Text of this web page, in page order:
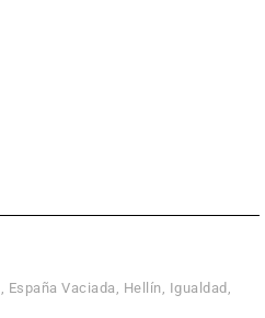
España Vaciada Hellín Igualdad